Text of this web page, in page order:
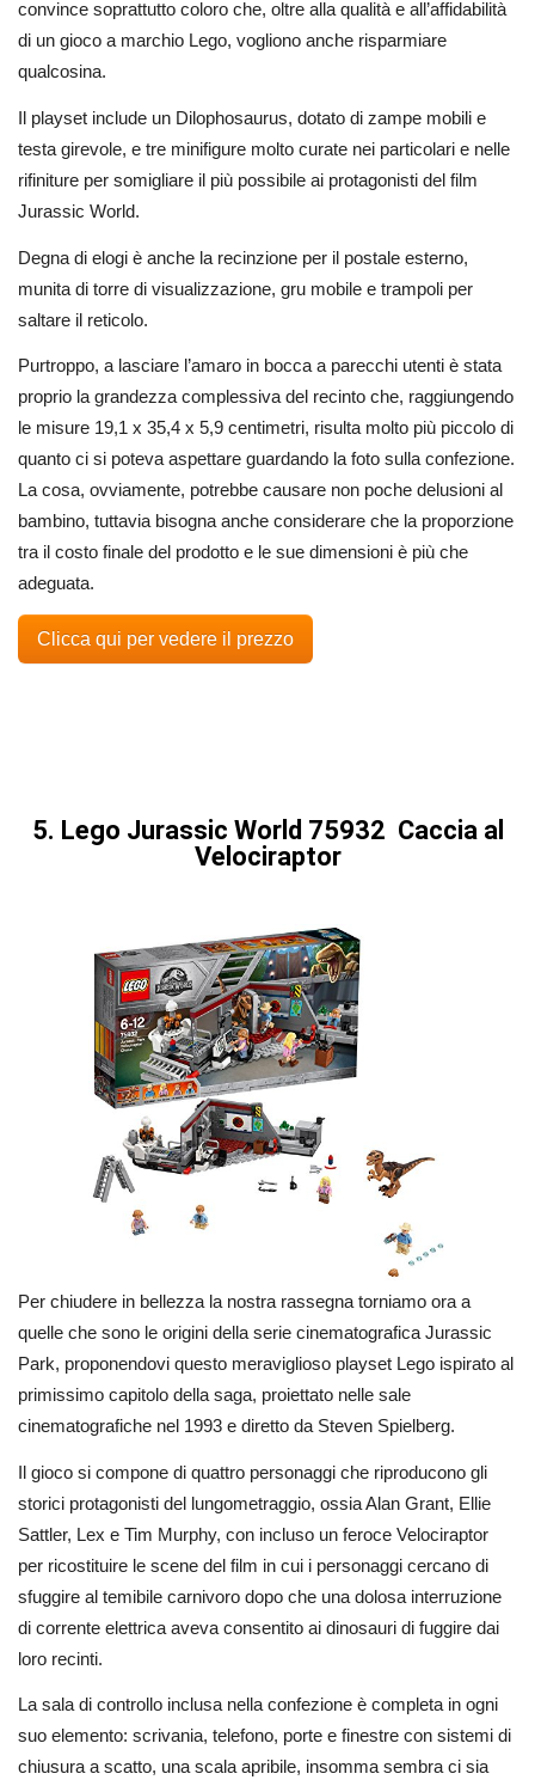
convince soprattutto coloro che, oltre alla qualità e all’affidabilità
di un gioco a marchio Lego, vogliono anche risparmiare
qualcosina.
Il playset include un Dilophosaurus, dotato di zampe mobili e
testa girevole, e tre minifigure molto curate nei particolari e nelle
rifiniture per somigliare il più possibile ai protagonisti del film
Jurassic World.
Degna di elogi è anche la recinzione per il postale esterno,
munita di torre di visualizzazione, gru mobile e trampoli per
saltare il reticolo.
Purtroppo, a lasciare l’amaro in bocca a parecchi utenti è stata
proprio la grandezza complessiva del recinto che, raggiungendo
le misure 19,1 x 35,4 x 5,9 centimetri, risulta molto più piccolo di
quanto ci si poteva aspettare guardando la foto sulla confezione.
La cosa, ovviamente, potrebbe causare non poche delusioni al
bambino, tuttavia bisogna anche considerare che la proporzione
tra il costo finale del prodotto e le sue dimensioni è più che
adeguata.
Clicca qui per vedere il prezzo
5. Lego Jurassic World 75932 Caccia al
Velociraptor
Per chiudere in bellezza la nostra rassegna torniamo ora a
quelle che sono le origini della serie cinematografica Jurassic
Park, proponendovi questo meraviglioso playset Lego ispirato al
primissimo capitolo della saga, proiettato nelle sale
cinematografiche nel 1993 e diretto da Steven Spielberg.
Il gioco si compone di quattro personaggi che riproducono gli
storici protagonisti del lungometraggio, ossia Alan Grant, Ellie
Sattler, Lex e Tim Murphy, con incluso un feroce Velociraptor
per ricostituire le scene del film in cui i personaggi cercano di
sfuggire al temibile carnivoro dopo che una dolosa interruzione
di corrente elettrica aveva consentito ai dinosauri di fuggire dai
loro recinti.
La sala di controllo inclusa nella confezione è completa in ogni
suo elemento: scrivania, telefono, porte e finestre con sistemi di
chiusura a scatto, una scala apribile, insomma sembra ci sia